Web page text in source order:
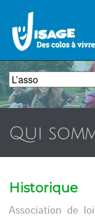
Qui
Historique
Association de